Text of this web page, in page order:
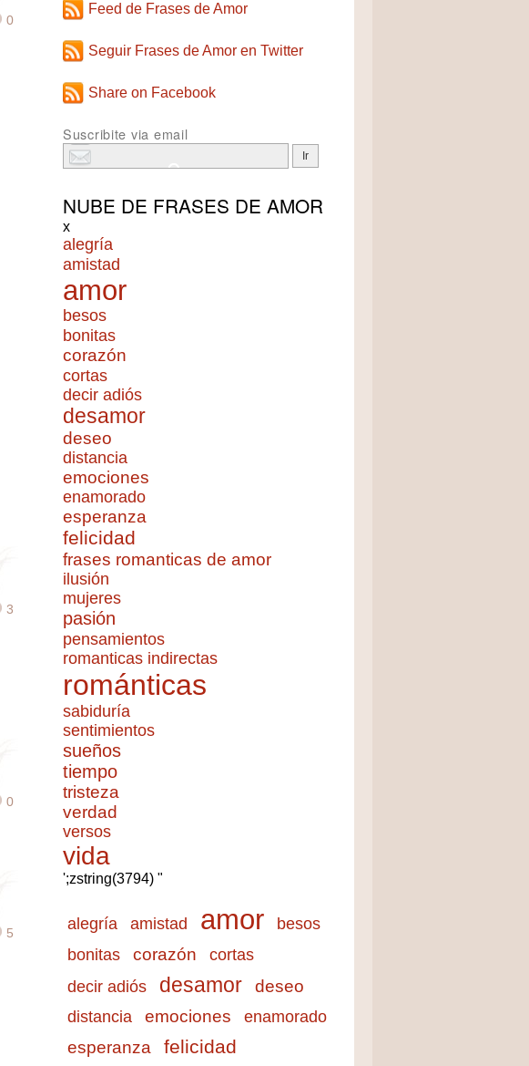
0
3
0
5
Feed de Frases de Amor
Seguir Frases de Amor en Twitter
Share on Facebook
Suscribite via email
NUBE DE FRASES DE AMOR
x
alegría
amistad
amor
besos
bonitas
corazón
cortas
decir adiós
desamor
deseo
distancia
emociones
enamorado
esperanza
felicidad
frases romanticas de amor
ilusión
mujeres
pasión
pensamientos
romanticas indirectas
románticas
sabiduría
sentimientos
sueños
tiempo
tristeza
verdad
versos
vida
';zstring(3794) "
alegría amistad amor besos
bonitas corazón cortas
decir adiós desamor deseo
distancia emociones enamorado
esperanza felicidad